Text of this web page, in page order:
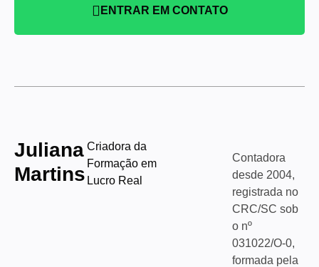
ENTRAR EM CONTATO
Juliana
Martins
Criadora da
Formação em
Lucro Real
Contadora
desde 2004,
registrada no
CRC/SC sob
o nº
031022/O-0,
formada pela